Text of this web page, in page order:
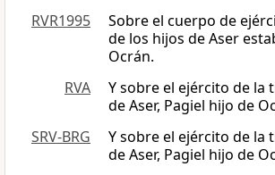
RVR1995
Sobre el cuerpo de
de los hijos de Aser
Ocrán.
RVA
Y sobre el ejército de la
de Aser, Pagiel hijo de
SRV-BRG
Y sobre el ejército de la
de Aser, Pagiel hijo de